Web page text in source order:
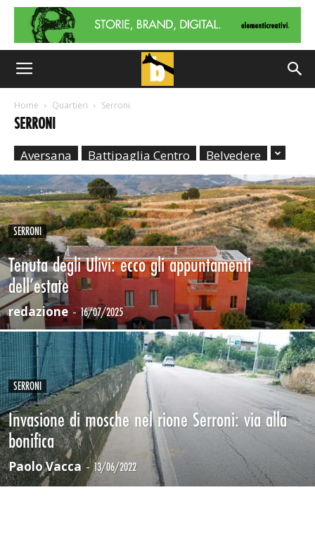
Home Quartieri Serroni
SERRONI
Aversana Battipaglia Centro Belvedere
SERRONI
Tenuta degli Ulivi: ecco gli appuntamenti
dell’estate
redazione - 16/07/2025
SERRONI
Invasione di mosche nel rione Serroni: via alla
bonifica
Paolo Vacca - 13/06/2022